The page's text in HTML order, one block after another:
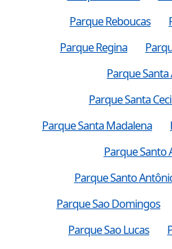
Parque Reboucas
Parque Regina
Parque Santa
Parque Santa
Parque Santa Madalena
Parque Santo
Parque Santo
Parque Sao Domingos
Parque Sao Lucas